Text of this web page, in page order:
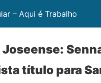
– Aqui é Trabalho
Joseense:
título para